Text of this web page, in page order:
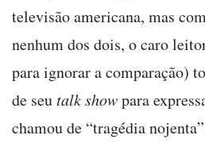
televisão americana, mas
nenhum dos dois, o caro
para ignorar a comparação)
de seutalk showpara
chamou de “tragédia